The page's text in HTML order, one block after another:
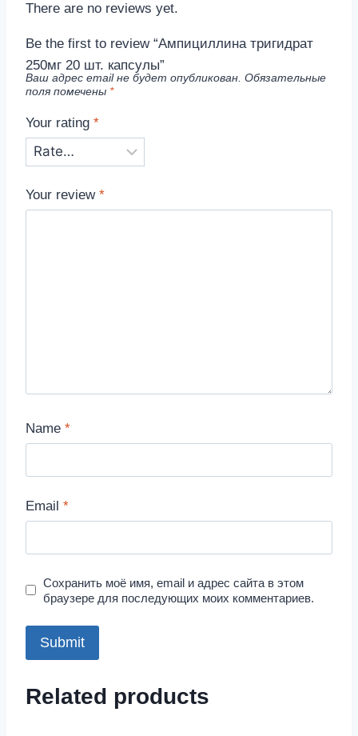
There are no reviews yet.
Be the first to review “Ампициллина тригидрат
250мг 20 шт. капсулы”
Ваш адрес email не будет опубликован. Обязательные
поля помечены *
Your rating *
Your review *
Name *
Email *
Сохранить моё имя, email и адрес сайта в этом
браузере для последующих моих комментариев.
Related products